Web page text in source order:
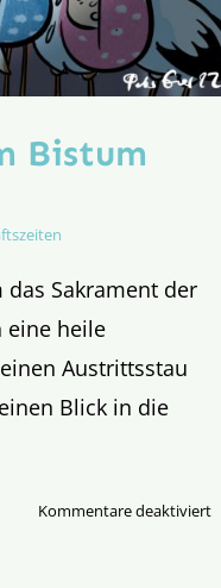
Bistum
das Sakrament der
eine heile
Austrittsstau
Blick in die
Kommentare deaktiviertfür